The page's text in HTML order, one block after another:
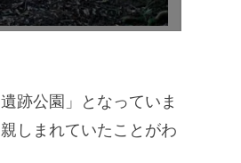
跡公園」となっていま
しまれていたことがわ